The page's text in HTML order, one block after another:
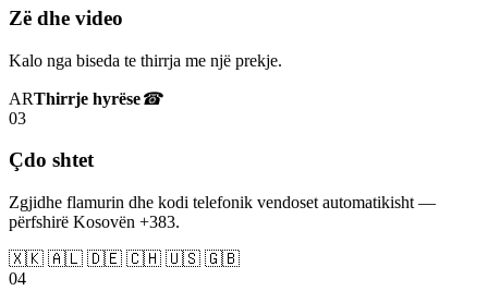
Zë dhe video
Kalo nga biseda te thirrja me një prekje.
ARThirrje hyrëse☎
03
Çdo shtet
Zgjidhe flamurin dhe kodi telefonik vendoset automatikisht —
përfshirë Kosovën +383.
🇽🇰 🇦🇱 🇩🇪 🇨🇭 🇺🇸 🇬🇧
04